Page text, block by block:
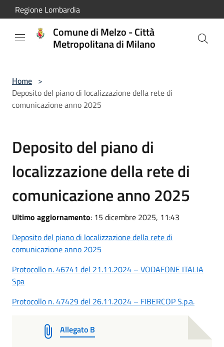
Salta al contenuto principale
Regione Lombardia
Comune di Melzo - Città
Metropolitana di Milano
Home >
Deposito del piano di localizzazione della rete di
comunicazione anno 2025
Deposito del piano di
localizzazione della rete di
comunicazione anno 2025
Ultimo aggiornamento: 15 dicembre 2025, 11:43
Deposito del piano di localizzazione della rete di
comunicazione anno 2025
Protocollo n. 46741 del 21.11.2024 – VODAFONE ITALIA
Spa
Protocollo n. 47429 del 26.11.2024 – FIBERCOP S.p.a.
Allegato B